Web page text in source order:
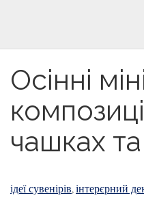
Осінні
чашках
ідеї сувенірів,інтерєрний